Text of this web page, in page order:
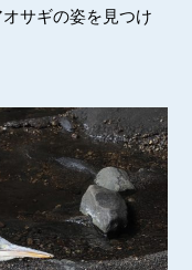
サギの姿を見つけ